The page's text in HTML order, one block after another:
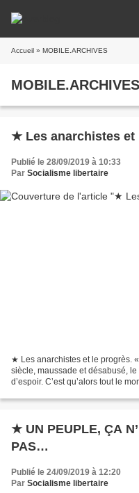
Accueil » MOBILE.ARCHIVES
MOBILE.ARCHIVES
★ Les anarchistes et
Publié le 28/09/2019 à 10:33
Par Socialisme libertaire
★ Les anarchistes et le progrès.
siècle, maussade et désabusé,
d’espoir. C’est qu’alors tout le
★ UN PEUPLE, ÇA
PAS…
Publié le 24/09/2019 à 12:20
Par Socialisme libertaire